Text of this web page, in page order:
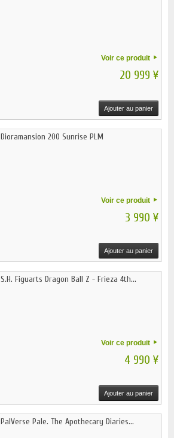
Voir ce produit
20 999 ¥
Ajouter au panier
Dioramansion 200 Sunrise PLM
Voir ce produit
3 990 ¥
Ajouter au panier
S.H. Figuarts Dragon Ball Z - Frieza 4th...
Voir ce produit
4 990 ¥
Ajouter au panier
PalVerse Pale. The Apothecary Diaries...